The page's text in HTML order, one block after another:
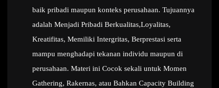
baik pribadi maupun konteks perusahaan. Tujuannya
adalah Menjadi Pribadi Berkualitas,Loyalitas,
Kreatifitas, Memiliki Intergritas, Berprestasi serta
mampu menghadapi tekanan individu maupun di
perusahaan. Materi ini Cocok sekali untuk Momen
Gathering, Rakernas, atau Bahkan Capacity Building